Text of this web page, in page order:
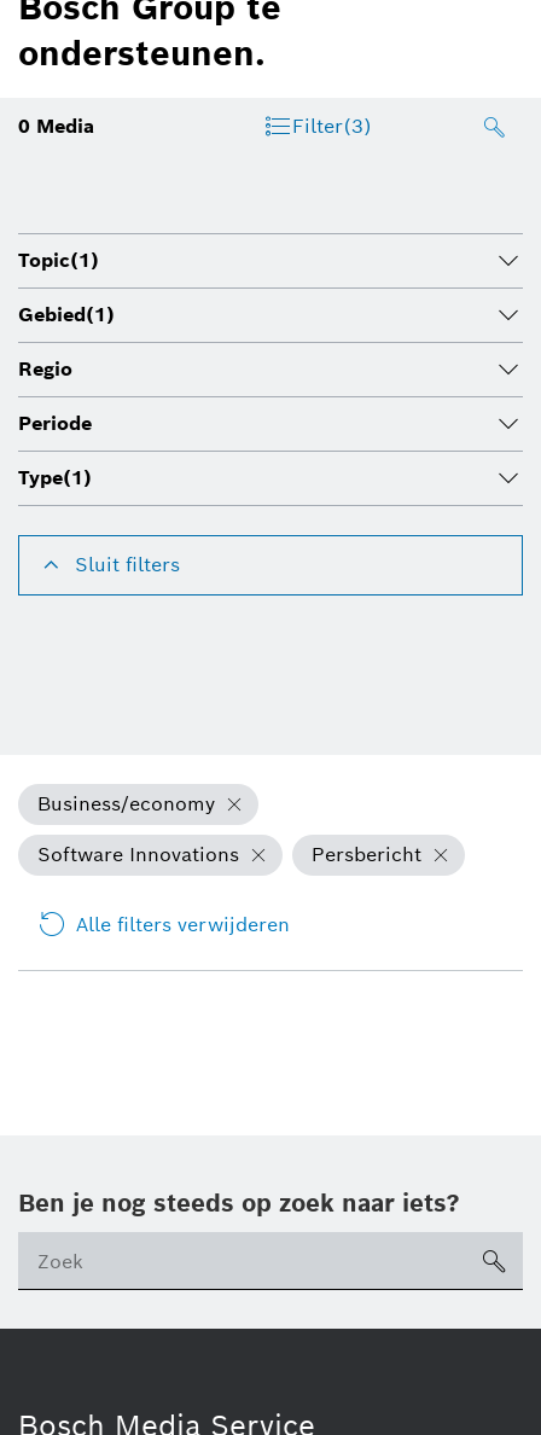
ondersteunen.
0 Media Filter(3)
Topic(1)
Gebied(1)
Regio
Periode
Type(1)
Sluit filters
Business/economy
Software Innovations
Persbericht
Alle filters verwijderen
Ben je nog steeds op zoek naar iets?
Bosch Media Service